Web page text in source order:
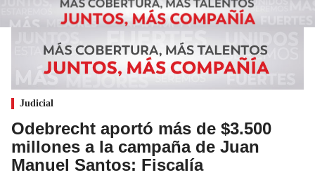
Judicial
Odebrecht aportó más de $3.500
millones a la campaña de Juan
Manuel Santos: Fiscalía